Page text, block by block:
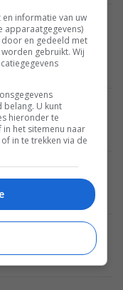
naar Arcam av-
/ 2018
getest – welke is
in de
informatie van uw
apparaatgegevens)
en gedeeld met
gebruikt. Wij
belang. U kunt
hieronder te
het sitemenu naar
in te trekken via de